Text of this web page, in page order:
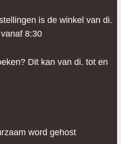
is de winkel van di.
8:30
Dit kan van di. tot en
word gehost